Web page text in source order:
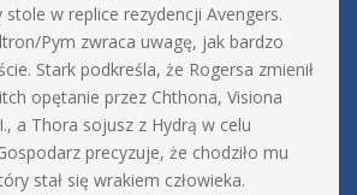
stole w replice rezydencji Avengers.
Pym zwraca uwagę, jak bardzo
Stark podkreśla, że Rogersa zmienił
opętanie przez Chthona, Visiona
a Thora sojusz z Hydrą w celu
precyzuje, że chodziło mu
stał się wrakiem człowieka.